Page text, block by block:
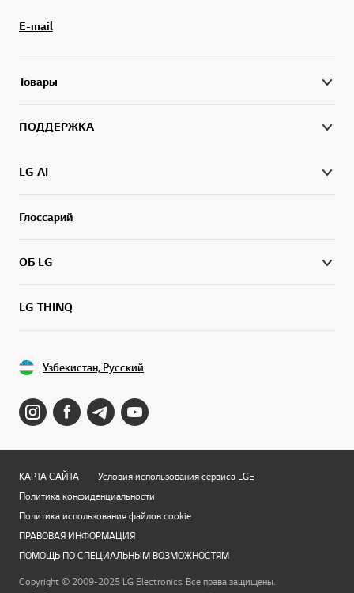
E-mail
Товары
ПОДДЕРЖКА
LG AI
Глоссарий
ОБ LG
LG THINQ
Узбекистан, Русский
КАРТА САЙТА
Условия использования сервиса LGE
Политика конфиденциальности
Политика использования файлов cookie
ПРАВОВАЯ ИНФОРМАЦИЯ
ПОМОЩЬ ПО СПЕЦИАЛЬНЫМ ВОЗМОЖНОСТЯМ
Copyright © 2009-2025 LG Electronics. Все права защищены.